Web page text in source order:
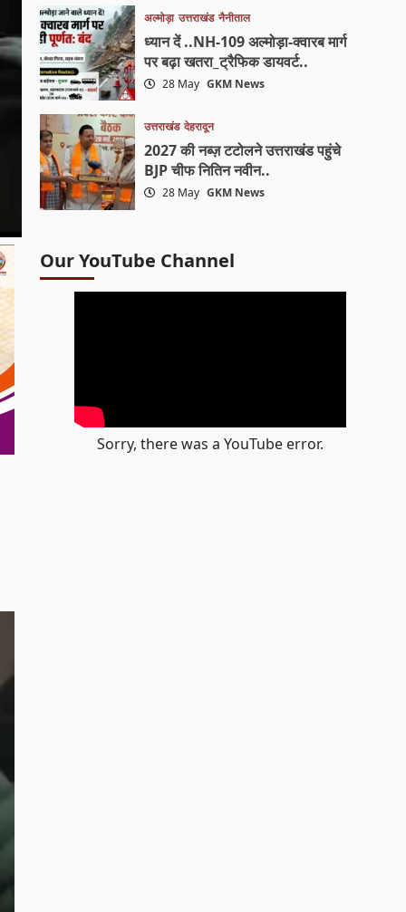
अल्मोड़ा उत्तराखंड नैनीताल
ध्यान दें ..NH-109 अल्मोड़ा-क्वारब मार्ग
पर बढ़ा खतरा_ट्रैफिक डायवर्ट..
28 May GKM News
उत्तराखंड देहरादून
2027 की नब्ज़ टटोलने उत्तराखंड पहुंचे
BJP चीफ नितिन नवीन..
28 May GKM News
Our YouTube Channel
Sorry, there was a YouTube error.